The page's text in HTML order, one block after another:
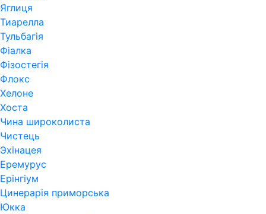
Яглиця
Тиарелла
Тульбагія
Фіалка
Фізостегія
Флокс
Хелоне
Хоста
Чина широколиста
Чистець
Эхінацея
Еремурус
Ерінгіум
Цинерарія приморська
Юкка